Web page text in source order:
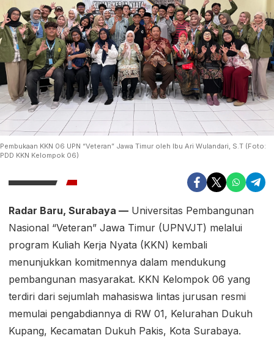
Pembukaan KKN 06 UPN “Veteran” Jawa Timur oleh Ibu Ari Wulandari, S.T (Foto:
PDD KKN Kelompok 06)
Radar Baru, Surabaya — Universitas Pembangunan
Nasional “Veteran” Jawa Timur (UPNVJT) melalui
program Kuliah Kerja Nyata (KKN) kembali
menunjukkan komitmennya dalam mendukung
pembangunan masyarakat. KKN Kelompok 06 yang
terdiri dari sejumlah mahasiswa lintas jurusan resmi
memulai pengabdiannya di RW 01, Kelurahan Dukuh
Kupang, Kecamatan Dukuh Pakis, Kota Surabaya.